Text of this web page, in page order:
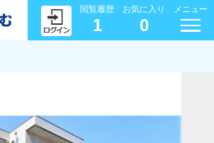
閲覧履歴
1
お気に入り
0
メニュー